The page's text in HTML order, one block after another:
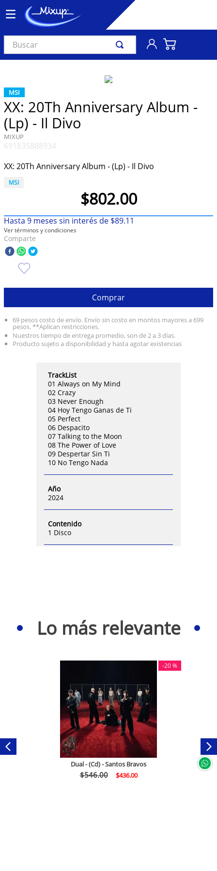
Buscar
MSI
XX: 20Th Anniversary Album -
(Lp) - Il Divo
MIXUP
691835888934
XX: 20Th Anniversary Album - (Lp) - Il Divo
MSI
$802.00
Hasta 9 meses sin interés de $89.11
Ver términos y condiciones
Comparte
Comprar
69 pesos costo de envío. Envío sin costo en montos mayores a 699
pesos. **Aplican restricciones.
Nuestros tiempo de entrega promedio, son de 2 a 3 días.
Producto sujeto a disponibilidad y hasta agotar existencias
TrackList
01 Always on My Mind
02 Crazy
03 Never Enough
04 Hoy Tengo Ganas de Ti
05 Perfect
06 Despacito
07 Talking to the Moon
08 The Power of Love
09 Despertar Sin Ti
10 No Tengo Nada
Año
2024
Contenido
1 Disco
Lo más relevante
-20 %
Dual - (Cd) - Santos Bravos
$546.00 $436.00
3.
audífonos
.
madonna
5.
ariana grande
6.
bts
importados
9.
bocinas
10. taylor swift